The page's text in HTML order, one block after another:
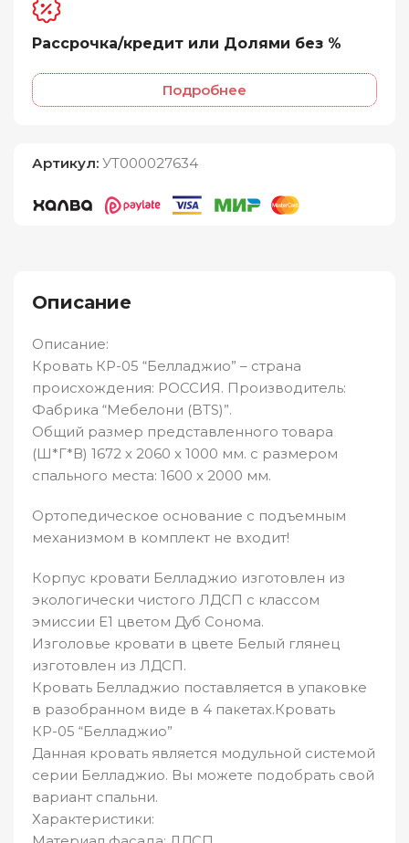
Рассрочка/кредит или Долями без %
Подробнее
Артикул:УТ000027634
Описание
Описание:
Кровать КР-05 “Белладжио” – страна
происхождения: РОССИЯ. Производитель:
Фабрика “Мебелони (BTS)”.
Общий размер представленного товара
(Ш*Г*В) 1672 х 2060 х 1000 мм. с размером
спального места: 1600 х 2000 мм.
Ортопедическое основание с подъемным
механизмом в комплект не входит!
Корпус кровати Белладжио изготовлен из
экологически чистого ЛДСП с классом
эмиссии Е1 цветом Дуб Сонома.
Изголовье кровати в цвете Белый глянец
изготовлен из ЛДСП.
Кровать Белладжио поставляется в упаковке
в разобранном виде в 4 пакетах.Кровать
КР-05 “Белладжио”
Данная кровать является модульной системой
серии Белладжио. Вы можете подобрать свой
вариант спальни.
Характеристики: